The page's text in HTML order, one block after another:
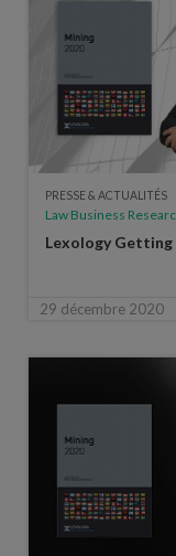
PRESSE & ACTUALITÉS
Law Business
Lexology Getting
29 décembre 2020